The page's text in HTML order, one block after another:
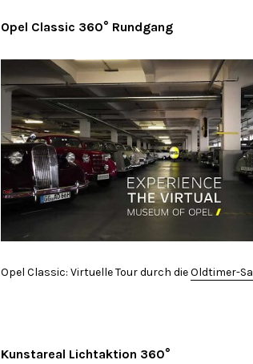
Opel Classic 360° Rundgang
Opel Classic: Virtuelle Tour durch dieOldtimer-
Kunstareal Lichtaktion 360°